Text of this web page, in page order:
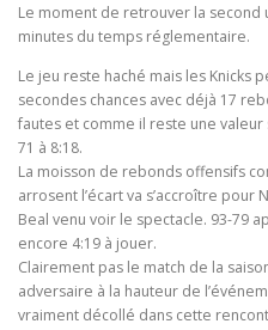
Le moment de retrouver la
minutes du temps réglementaire.
Le jeu reste haché mais les Knicks
secondes chances avec déjà 17
fautes et comme il reste une valeur
71 à 8:18.
La moisson de rebonds offensifs
arrosent l’écart va s’accroître pour
Beal venu voir le spectacle. 93-79
encore 4:19 à jouer.
Clairement pas le match de la
adversaire à la hauteur de
vraiment décollé dans cette